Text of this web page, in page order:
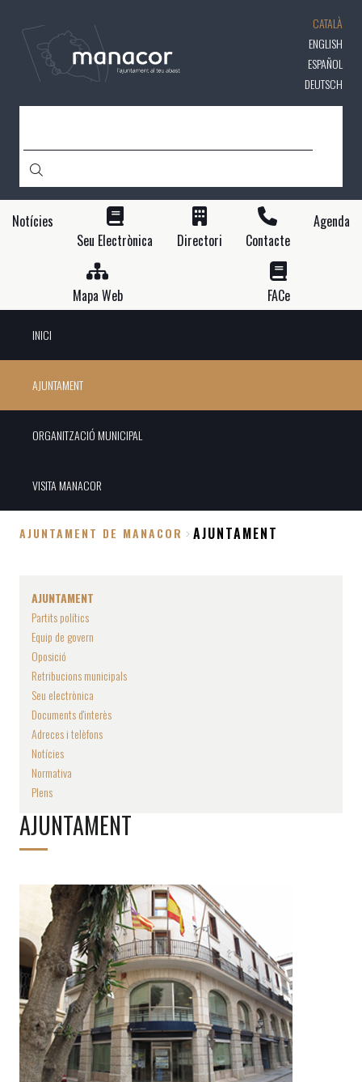
contingut
CATALÀ
ENGLISH
ESPAÑOL
DEUTSCH
Notícies
Seu Electrònica
Directori Contacte
Agenda
Mapa Web FACe
INICI
AJUNTAMENT
ORGANITZACIÓ MUNICIPAL
VISITA MANACOR
AJUNTAMENT DE MANACOR AJUNTAMENT
AJUNTAMENT
Partits polítics
Equip de govern
Oposició
Retribucions municipals
Seu electrònica
Documents d'interès
Adreces i telèfons
Notícies
Normativa
Plens
AJUNTAMENT